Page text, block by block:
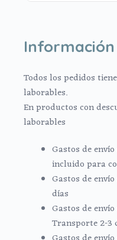
Todos los pedidos
laborables.
En productos con
laborables
Gastos de
incluido para
Gastos de
días
Gastos de
Transporte 2-3